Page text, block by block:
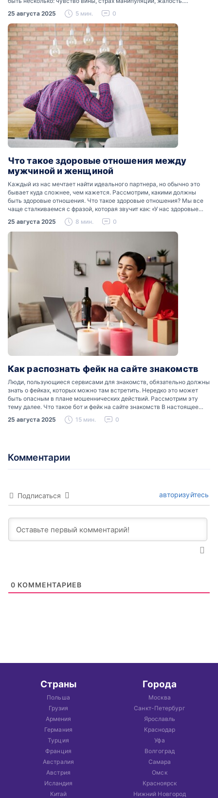
Разобраться, почему мужчины боятся женских слез, помогут советы
психологов…
25 августа 2025 5 мин. 0
Что такое здоровые отношения между
мужчиной и женщиной
Каждый из нас мечтает найти идеального партнера, но обычно это
бывает куда сложнее, чем кажется. Рассмотрим, какими должны
быть здоровые отношения. Что такое здоровые отношения? Мы все
чаще сталкиваемся с фразой, которая звучит как: «У нас здоровые
отношения». Что именно подразумевается…
25 августа 2025 8 мин. 0
Как распознать фейк на сайте знакомств
Люди, пользующиеся сервисами для знакомств, обязательно должны
знать о фейках, которых можно там встретить. Нередко это может
быть опасным в плане мошеннических действий. Рассмотрим эту
тему далее. Что такое бот и фейк на сайте знакомств В настоящее
время можно встретить свою…
25 августа 2025 15 мин. 0
Комментарии
Подписаться авторизуйтесь
0 КОММЕНТАРИЕВ
Страны
Польша
Грузия
Армения
Германия
Турция
Франция
Австралия
Австрия
Исландия
Китай
Города
Москва
Санкт-Петербург
Ярославль
Краснодар
Уфа
Волгоград
Самара
Омск
Красноярск
Нижний Новгород